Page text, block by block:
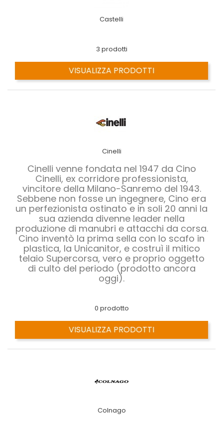
Castelli
3 prodotti
VISUALIZZA PRODOTTI
Cinelli
Cinelli venne fondata nel 1947 da Cino
Cinelli, ex corridore professionista,
vincitore della Milano-Sanremo del 1943.
Sebbene non fosse un ingegnere, Cino era
un perfezionista ostinato e in soli 20 anni la
sua azienda divenne leader nella
produzione di manubri e attacchi da corsa.
Cino inventò la prima sella con lo scafo in
plastica, la Unicanitor, e costruì il mitico
telaio Supercorsa, vero e proprio oggetto
di culto del periodo (prodotto ancora
oggi).
0 prodotto
VISUALIZZA PRODOTTI
Colnago